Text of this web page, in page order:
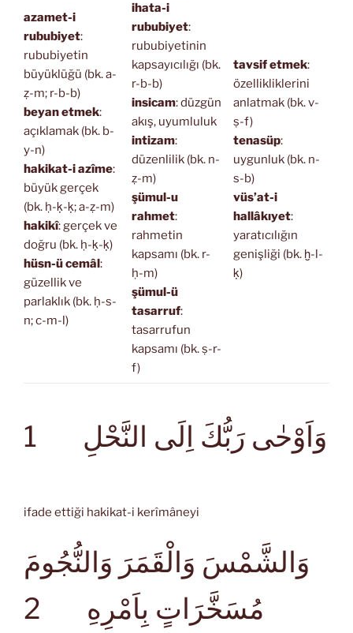
azamet-i
rububiyet:
rububiyetin
büyüklüğü (bk. a-
ẓ-m; r-b-b)
beyan etmek:
açıklamak (bk. b-
y-n)
hakikat-i azîme:
büyük gerçek
(bk. ḥ-ḳ-ḳ; a-ẓ-m)
hakikî: gerçek ve
doğru (bk. ḥ-ḳ-ḳ)
hüsn-ü cemâl:
güzellik ve
parlaklık (bk. ḥ-s-
n; c-m-l)
ihata-i
rububiyet:
rububiyetinin
kapsayıcılığı (bk.
r-b-b)
insicam: düzgün
akış, uyumluluk
intizam:
düzenlilik (bk. n-
ẓ-m)
şümul-u
rahmet:
rahmetin
kapsamı (bk. r-
ḥ-m)
şümul-ü
tasarruf:
tasarrufun
kapsamı (bk. ṣ-r-
f)
tavsif etmek:
özellikliklerini
anlatmak (bk. v-
ṣ-f)
tenasüp:
uygunluk (bk. n-
s-b)
vüs’at-i
hallâkıyet:
yaratıcılığın
genişliği (bk. ḫ-l-
ḳ)
وَاَوْحٰى رَبُّكَ اِلَى النَّحْلِ 1
ifade ettiği hakikat-i kerîmâneyi
وَالشَّمْسَ وَالْقَمَرَ وَالنُّجُومَ
مُسَخَّرَاتٍ بِاَمْرِهِ
2